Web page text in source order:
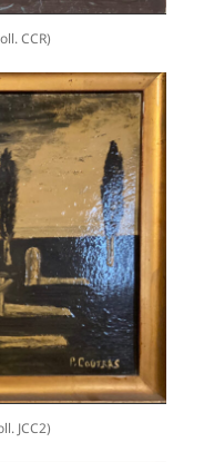
CCR)
JCC2)